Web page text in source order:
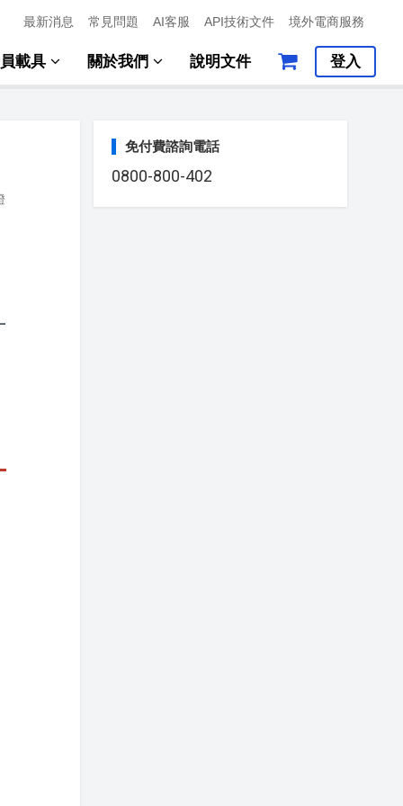
最新消息 常見問題 AI客服 API技術文件 境外電商服務
載具 關於我們 說明文件 登入
免付費諮詢電話
0800-800-402